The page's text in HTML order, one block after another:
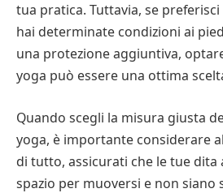
tua pratica. Tuttavia, se
hai determinate condizioni ai
una protezione aggiuntiva,
yoga può essere una ottima
Quando scegli la misura giusta
yoga, è importante considerare
di tutto, assicurati che le tue dita
spazio per muoversi e non siano